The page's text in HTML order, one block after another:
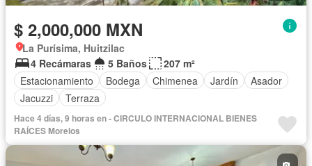
$ 2,000,000 MXN
La Purísima, Huitzilac
4 Recámaras
5 Baños
207 m²
Estacionamiento
Bodega Chimenea Jardín
Asador
Jacuzzi
Terraza
Hace 4 días, 9 horas en - CIRCULO INTERNACIONAL BIENES
RAÍCES Morelos